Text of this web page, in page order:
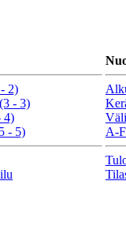
2)
- 3)
4)
- 5)
A-